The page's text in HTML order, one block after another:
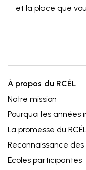
et la place que
À propos du RCÉL
Notre mission
Pourquoi les années
La promesse du
Reconnaissance
Écoles participantes